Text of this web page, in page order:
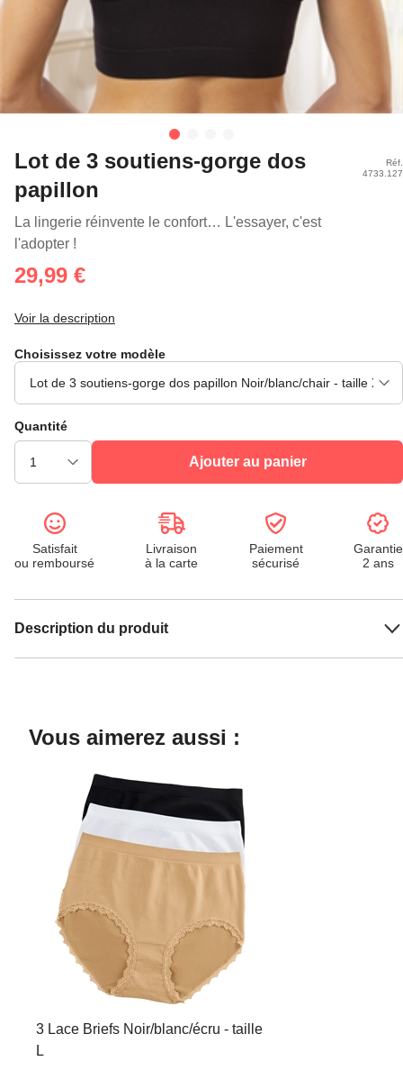
Lot de 3 soutiens-gorge dos
papillon
La lingerie réinvente le confort… L'essayer, c'est
l'adopter !
Réf.
4733.127
29,99 €
Voir la description
Choisissez votre modèle
Quantité
Ajouter au panier
Satisfait
ou remboursé
Livraison
à la carte
Paiement
sécurisé
Garantie
2 ans
Description du produit
Vous aimerez aussi :
3 Lace Briefs Noir/blanc/écru - taille
L